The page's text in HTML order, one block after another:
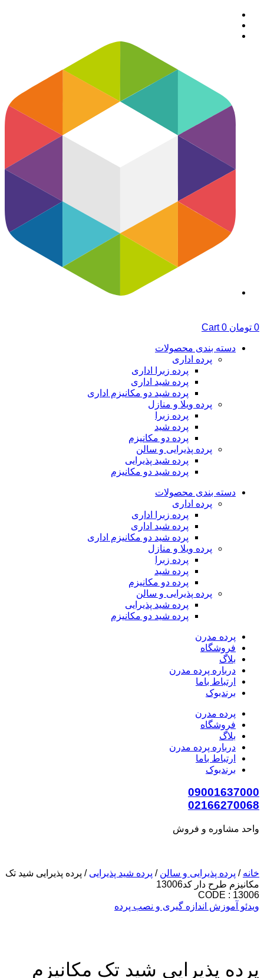
پرش
محتوا
0 تومان 0
Cart
دسته بندی محصولات
پرده اداری
پرده زبرا اداری
پرده شید اداری
پرده شید دو مکانیزم اداری
پرده ویلا و منازل
پرده زبرا
پرده شید
پرده دو مکانیزم
پرده پذیرایی و سالن
پرده شید پذیرایی
پرده شید دو مکانیزم
دسته بندی محصولات
پرده اداری
پرده زبرا اداری
پرده شید اداری
پرده شید دو مکانیزم اداری
پرده ویلا و منازل
پرده زبرا
پرده شید
پرده دو مکانیزم
پرده پذیرایی و سالن
پرده شید پذیرایی
پرده شید دو مکانیزم
پرده مدرن
فروشگاه
بلاگ
درباره پرده مدرن
ارتباط باما
برندبوک
پرده مدرن
فروشگاه
بلاگ
درباره پرده مدرن
ارتباط باما
برندبوک
09001637000
02166270068
واحد مشاوره و فروش
خانه / پرده پذیرایی و سالن / پرده شید پذیرایی / پرده پذیرایی شید تک
مکانیزم طرح دار کد13006
CODE : 13006
ویدئو آموزش اندازه گیری و نصب پرده
پرده پذیرایی شید تک مکانیزم